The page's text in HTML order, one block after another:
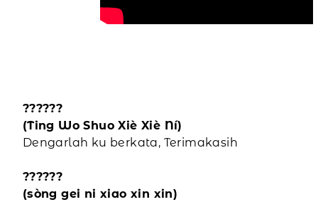
??????
(Ting Wo Shuo Xiè Xiè Ní)
Dengarlah ku berkata, Terimakasih
??????
(sòng gei ni xiao xin xin)